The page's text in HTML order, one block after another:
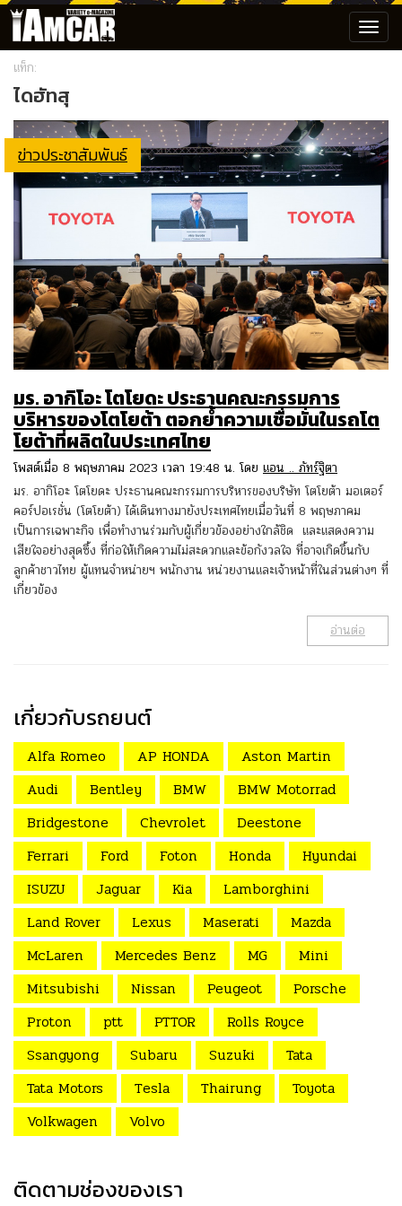
แท็ก:
ไดฮัทสุ
ข่าวประชาสัมพันธ์
มร. อากิโอะ โตโยดะ ประธานคณะกรรมการ
บริหารของโตโยต้า ตอกย้ำความเชื่อมั่นในรถโต
โยต้าที่ผลิตในประเทศไทย
โพสต์เมื่อ 8 พฤษภาคม 2023 เวลา 19:48 น. โดย แอน .. ภัทร์ฐิตา
มร. อากิโอะ โตโยดะ ประธานคณะกรรมการบริหารของบริษัท โตโยต้า มอเตอร์
คอร์ปอเรชั่น (โตโยต้า) ได้เดินทางมายังประเทศไทยเมื่อวันที่ 8 พฤษภาคม
เป็นการเฉพาะกิจ เพื่อทำงานร่วมกับผู้เกี่ยวข้องอย่างใกล้ชิด และแสดงความ
เสียใจอย่างสุดซึ้ง ที่ก่อให้เกิดความไม่สะดวกและข้อกังวลใจ ที่อาจเกิดขึ้นกับ
ลูกค้าชาวไทย ผู้แทนจำหน่ายฯ พนักงาน หน่วยงานและเจ้าหน้าที่ในส่วนต่างๆ ที่
เกี่ยวข้อง
อ่านต่อ
เกี่ยวกับรถยนต์
Alfa Romeo AP HONDA
Aston Martin
Audi
Bentley BMW
BMW Motorrad
Bridgestone
Chevrolet
Deestone
Ferrari
Ford Foton Honda
Hyundai
ISUZU
Jaguar Kia
Lamborghini
Land Rover
Lexus Maserati
Mazda
McLaren
Mercedes Benz MG
Mini
Mitsubishi
Nissan Peugeot
Porsche
Proton
ptt PTTOR
Rolls Royce
Ssangyong
Subaru Suzuki
Tata
Tata Motors
Tesla Thairung
Toyota
Volkwagen
Volvo
ติดตามช่องของเรา